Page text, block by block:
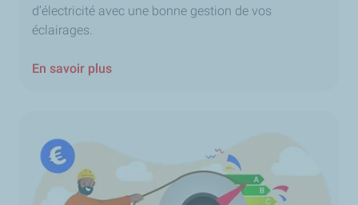
d’électricité avec une bonne gestion de vos
éclairages.
En savoir plus